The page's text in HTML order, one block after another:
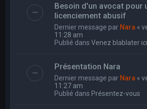
Besoin d'un avocat pour
licenciement abusif
Dernier message par Nara «
11:28 am
Publié dansVenez blablater ici
Présentation Nara
Dernier message par Nara «
11:27 am
Publié dans Présentez-vous